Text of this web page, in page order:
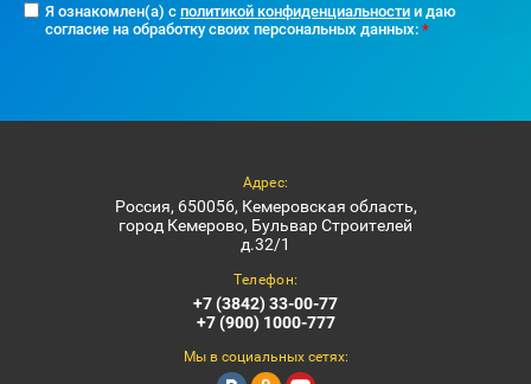
Я ознакомлен(а) с политикой конфиденциальности и даю
согласие на обработку своих персональных данных: *
Адрес:
Россия, 650056, Кемеровская область,
город Кемерово, Бульвар Строителей
д.32/1
Телефон:
+7 (3842) 33-00-77
+7 (900) 1000-777
Мы в социальных сетях: